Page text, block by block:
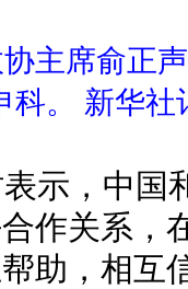
主席俞正
科。 新华社
示，中国
作关系，
助，相互